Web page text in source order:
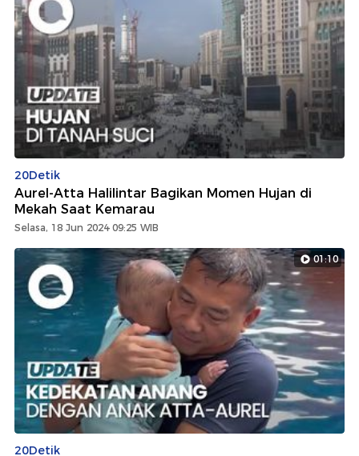
20Detik
Aurel-Atta Halilintar Bagikan Momen Hujan di
Mekah Saat Kemarau
Selasa, 18 Jun 2024 09:25 WIB
01:10
20Detik